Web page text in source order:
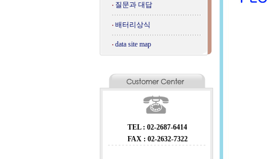
질문과 대답
배터리상식
data site map
TEL : 02-2687-6414
FAX : 02-2632-7322